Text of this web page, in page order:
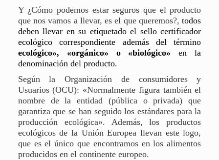
Y ¿Cómo podemos estar seguros que el producto
que nos vamos a llevar, es el que queremos?,todos
deben llevar en su etiquetado el sello certificador
ecológico correspondiente además del término
ecológico», «orgánico» o «biológico» en la
denominación del producto.
Según la Organización de consumidores y
Usuarios (OCU): «Normalmente figura también el
nombre de la entidad (pública o privada) que
garantiza que se han seguido los estándares para la
producción ecológica». Además, los productos
ecológicos de la Unión Europea llevan este logo,
que es el único que encontramos en los alimentos
producidos en el continente europeo.